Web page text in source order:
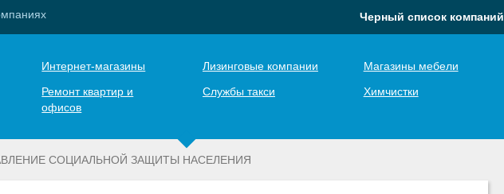
Черный список компаний
Интернет-магазины Лизинговые компании Магазины мебели
Ремонт квартир и
офисов
Службы такси Химчистки
СОЦИАЛЬНОЙ ЗАЩИТЫ НАСЕЛЕНИЯ